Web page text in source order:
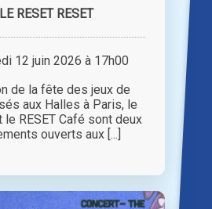
LE RESET RESET
12 juin 2026 à 17h00
de la fête des jeux de
aux Halles à Paris, le
le RESET Café sont deux
ouverts aux [...]